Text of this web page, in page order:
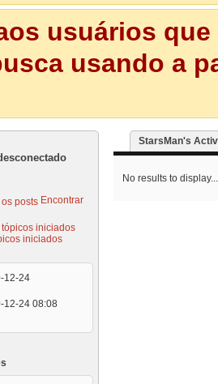
usuários
usando a
Encontrar
iniciados
12-24
12-24 08:08
StarsMan's
No results to display...